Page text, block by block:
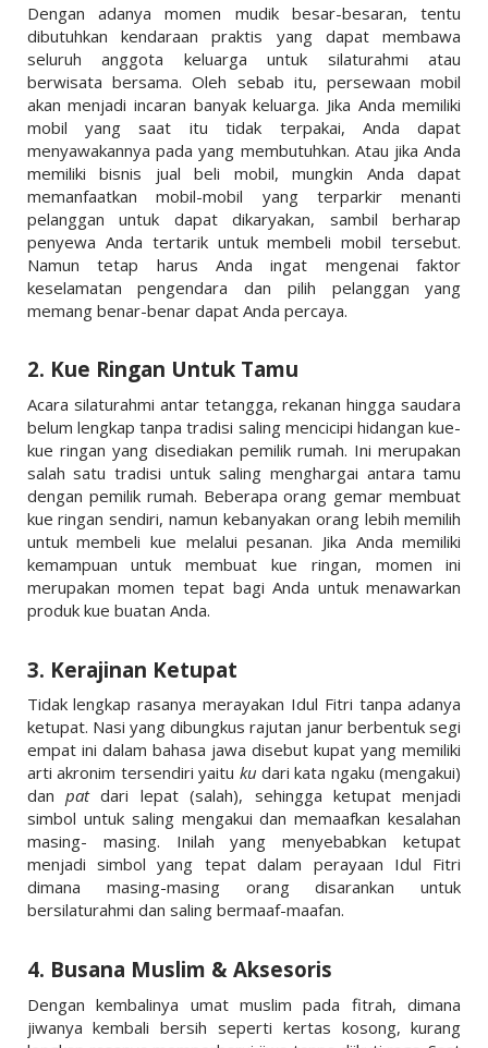
Dengan adanya momen mudik besar-besaran, tentu
dibutuhkan kendaraan praktis yang dapat membawa
seluruh anggota keluarga untuk silaturahmi atau
berwisata bersama. Oleh sebab itu, persewaan mobil
akan menjadi incaran banyak keluarga. Jika Anda memiliki
mobil yang saat itu tidak terpakai, Anda dapat
menyawakannya pada yang membutuhkan. Atau jika Anda
memiliki bisnis jual beli mobil, mungkin Anda dapat
memanfaatkan mobil-mobil yang terparkir menanti
pelanggan untuk dapat dikaryakan, sambil berharap
penyewa Anda tertarik untuk membeli mobil tersebut.
Namun tetap harus Anda ingat mengenai faktor
keselamatan pengendara dan pilih pelanggan yang
memang benar-benar dapat Anda percaya.
2. Kue Ringan Untuk Tamu
Acara silaturahmi antar tetangga, rekanan hingga saudara
belum lengkap tanpa tradisi saling mencicipi hidangan kue-
kue ringan yang disediakan pemilik rumah. Ini merupakan
salah satu tradisi untuk saling menghargai antara tamu
dengan pemilik rumah. Beberapa orang gemar membuat
kue ringan sendiri, namun kebanyakan orang lebih memilih
untuk membeli kue melalui pesanan. Jika Anda memiliki
kemampuan untuk membuat kue ringan, momen ini
merupakan momen tepat bagi Anda untuk menawarkan
produk kue buatan Anda.
3. Kerajinan Ketupat
Tidak lengkap rasanya merayakan Idul Fitri tanpa adanya
ketupat. Nasi yang dibungkus rajutan janur berbentuk segi
empat ini dalam bahasa jawa disebut kupat yang memiliki
arti akronim tersendiri yaitu ku dari kata ngaku (mengakui)
danpatdari lepat (salah), sehingga ketupat menjadi
simbol untuk saling mengakui dan memaafkan kesalahan
masing- masing. Inilah yang menyebabkan ketupat
menjadi simbol yang tepat dalam perayaan Idul Fitri
dimana masing-masing orang disarankan untuk
bersilaturahmi dan saling bermaaf-maafan.
4. Busana Muslim & Aksesoris
Dengan kembalinya umat muslim pada fitrah, dimana
jiwanya kembali bersih seperti kertas kosong, kurang